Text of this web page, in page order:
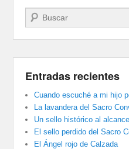
Buscar
Entradas recientes
Cuando escuché a mi hijo
La lavandera del Sacro
Un sello histórico al
El sello perdido del Sacro
El Ángel rojo de Calzada